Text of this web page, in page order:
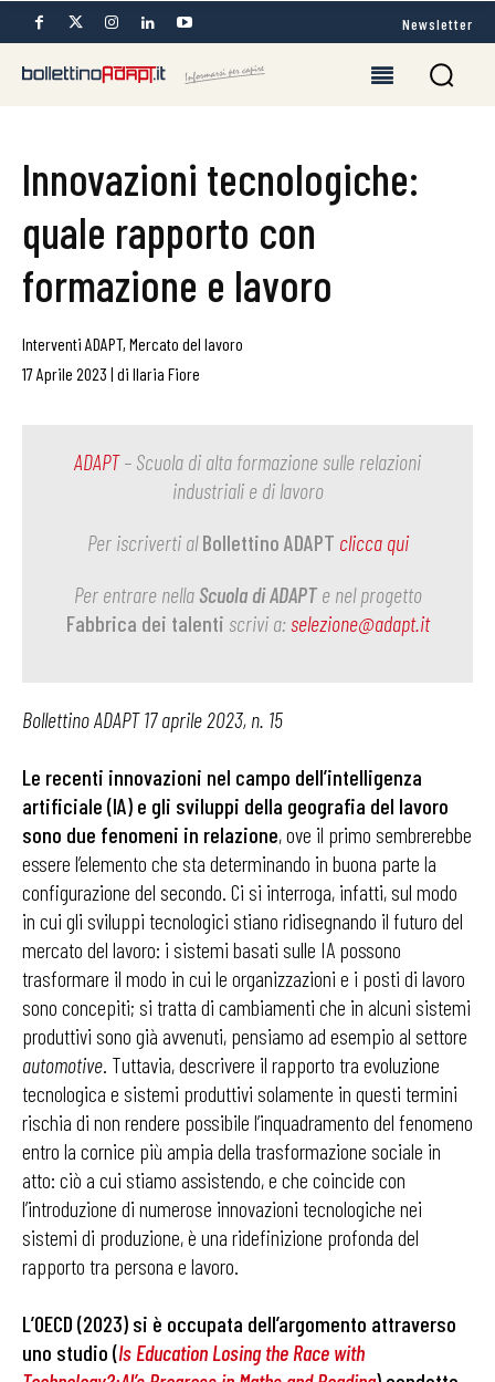
Newsletter
Innovazioni tecnologiche:
quale rapporto con
formazione e lavoro
Interventi ADAPT, Mercato del lavoro
17 Aprile 2023 | di Ilaria Fiore
ADAPT– Scuola di alta formazione sulle relazioni
industriali e di lavoro
Per iscriverti alBollettino ADAPT clicca qui
Per entrare nella Scuola di ADAPTe nel progetto
Fabbrica dei talenti scrivi a:selezione@adapt.it
Bollettino ADAPT 17 aprile 2023, n. 15
Le recenti innovazioni nel campo dell’intelligenza
artificiale (IA) e gli sviluppi della geografia del lavoro
sono due fenomeni in relazione, ove il primo sembrerebbe
essere l’elemento che sta determinando in buona parte la
configurazione del secondo. Ci si interroga, infatti, sul modo
in cui gli sviluppi tecnologici stiano ridisegnando il futuro del
mercato del lavoro: i sistemi basati sulle IA possono
trasformare il modo in cui le organizzazioni e i posti di lavoro
sono concepiti; si tratta di cambiamenti che in alcuni sistemi
produttivi sono già avvenuti, pensiamo ad esempio al settore
automotive. Tuttavia, descrivere il rapporto tra evoluzione
tecnologica e sistemi produttivi solamente in questi termini
rischia di non rendere possibile l’inquadramento del fenomeno
entro la cornice più ampia della trasformazione sociale in
atto: ciò a cui stiamo assistendo, e che coincide con
l’introduzione di numerose innovazioni tecnologiche nei
sistemi di produzione, è una ridefinizione profonda del
rapporto tra persona e lavoro.
L’OECD (2023) si è occupata dell’argomento attraverso
uno studio (Is Education Losing the Race with